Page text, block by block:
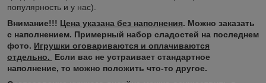
популярность и у нас).
Внимание!!! Цена указана без наполнения. Можно заказать
с наполнением. Примерный набор сладостей на последнем
фото. Игрушки оговариваются и оплачиваются
отдельно.
Если вас не устраивает стандартное
наполнение, то можно положить что-то другое.